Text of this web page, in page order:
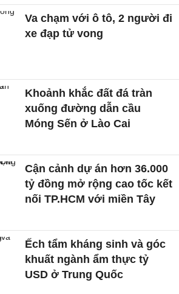
Va chạm với ô tô, 2 người đi
xe đạp tử vong
Khoảnh khắc đất đá tràn
xuống đường dẫn cầu
Móng Sến ở Lào Cai
Cận cảnh dự án hơn 36.000
tỷ đồng mở rộng cao tốc kết
nối TP.HCM với miền Tây
Ếch tẩm kháng sinh và góc
khuất ngành ẩm thực tỷ
USD ở Trung Quốc